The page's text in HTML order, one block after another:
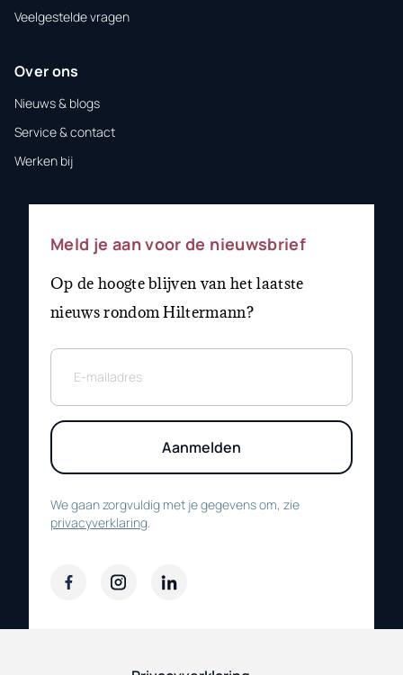
Veelgestelde vragen
Over ons
Nieuws & blogs
Service & contact
Werken bij
Meld je aan voor de nieuwsbrief
Op de hoogte blijven van het laatste
nieuws rondom Hiltermann?
Aanmelden
We gaan zorgvuldig met je gegevens om, zie
privacyverklaring